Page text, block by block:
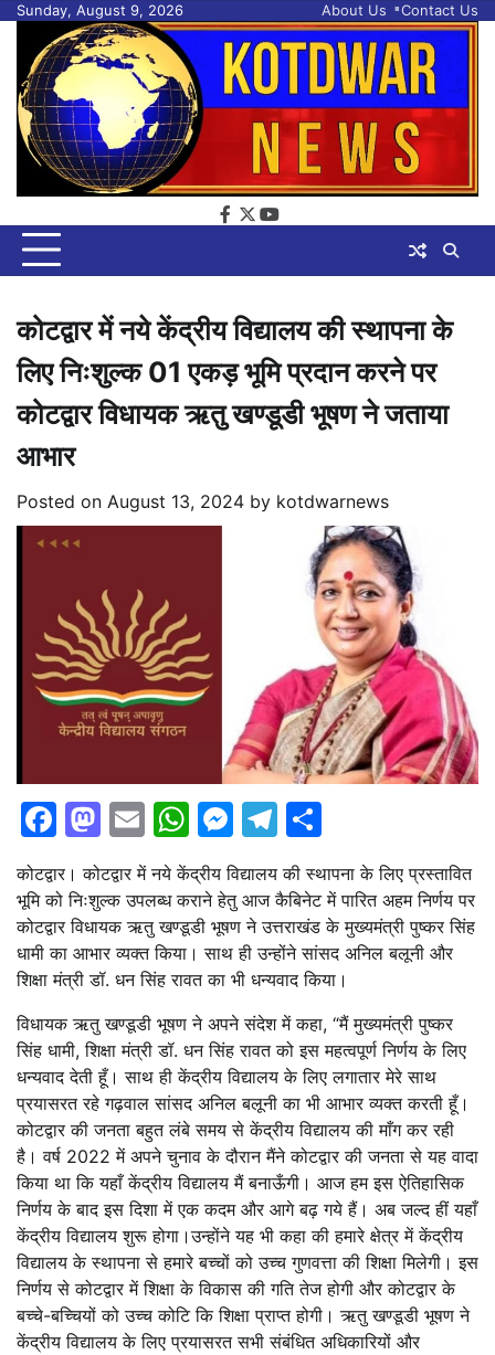
Skip
content
Sunday, August 9, 2026 About Us Contact Us
facebook
twitter
youtube
कोटद्वार में नये केंद्रीय विद्यालय की स्थापना के
लिए निःशुल्क 01 एकड़ भूमि प्रदान करने पर
कोटद्वार विधायक ऋतु खण्डूडी भूषण ने जताया
आभार
Posted on August 13, 2024 by kotdwarnews
Facebook
Mastodon
EmailWhatsApp
Messenger
Telegram
कोटद्वार। कोटद्वार में नये केंद्रीय विद्यालय की स्थापना के लिए प्रस्तावित
भूमि को निःशुल्क उपलब्ध कराने हेतु आज कैबिनेट में पारित अहम निर्णय पर
कोटद्वार विधायक ऋतु खण्डूडी भूषण ने उत्तराखंड के मुख्यमंत्री पुष्कर सिंह
धामी का आभार व्यक्त किया। साथ ही उन्होंने सांसद अनिल बलूनी और
शिक्षा मंत्री डॉ. धन सिंह रावत का भी धन्यवाद किया।
विधायक ऋतु खण्डूडी भूषण ने अपने संदेश में कहा, “मैं मुख्यमंत्री पुष्कर
सिंह धामी, शिक्षा मंत्री डॉ. धन सिंह रावत को इस महत्वपूर्ण निर्णय के लिए
धन्यवाद देती हूँ। साथ ही केंद्रीय विद्यालय के लिए लगातार मेरे साथ
प्रयासरत रहे गढ़वाल सांसद अनिल बलूनी का भी आभार व्यक्त करती हूँ।
कोटद्वार की जनता बहुत लंबे समय से केंद्रीय विद्यालय की माँग कर रही
है। वर्ष 2022 में अपने चुनाव के दौरान मैंने कोटद्वार की जनता से यह वादा
किया था कि यहाँ केंद्रीय विद्यालय मैं बनाऊँगी। आज हम इस ऐतिहासिक
निर्णय के बाद इस दिशा में एक कदम और आगे बढ़ गये हैं। अब जल्द हीं यहाँ
केंद्रीय विद्यालय शुरू होगा।उन्होंने यह भी कहा की हमारे क्षेत्र में केंद्रीय
विद्यालय के स्थापना से हमारे बच्चों को उच्च गुणवत्ता की शिक्षा मिलेगी। इस
निर्णय से कोटद्वार में शिक्षा के विकास की गति तेज होगी और कोटद्वार के
बच्चे-बच्चियों को उच्च कोटि कि शिक्षा प्राप्त होगी। ऋतु खण्डूडी भूषण ने
केंद्रीय विद्यालय के लिए प्रयासरत सभी संबंधित अधिकारियों और